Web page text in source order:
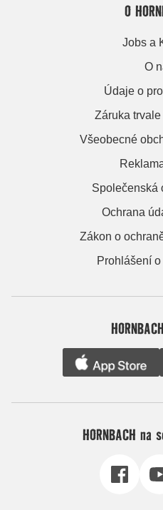
O
Jobs a
O
Údaje o
Záruka
Všeobecné
Společenská
Ochrana
Zákon o
Prohlášení
HORNBACH